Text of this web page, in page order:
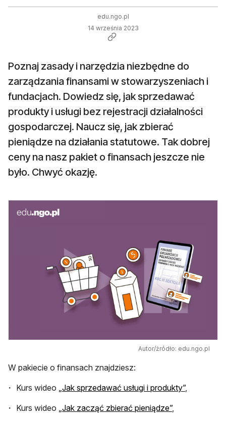
edu.ngo.pl
14 września 2023
Poznaj zasady i narzędzia niezbędne do
zarządzania finansami w stowarzyszeniach i
fundacjach. Dowiedz się, jak sprzedawać
produkty i usługi bez rejestracji działalności
gospodarczej. Naucz się, jak zbierać
pieniądze na działania statutowe. Tak dobrej
ceny na nasz pakiet o finansach jeszcze nie
było. Chwyć okazję.
Autor/źródło: edu.ngo.pl
W pakiecie o finansach znajdziesz:
Kurs wideo „Jak sprzedawać usługi i produkty”,
Kurs wideo „Jak zacząć zbierać pieniądze”,